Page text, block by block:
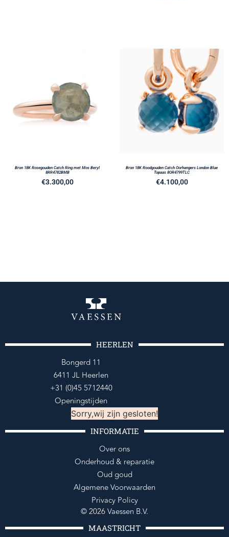
Bron 18K Rosegouden Catch Ring met Mos Beryl
8RR4782BMB
€3.300,00
Bron 18K Roodgouden Catch Oorhangers London Blue
Topaas 8OR4799TLC
€4.100,00
HEERLEN
Bongerd 11
6411 JL Heerlen
+31 (0)45 5712440
Openingstijden
Sorry,wij zijn gesloten!
INFORMATIE
Over ons
Onderhoud & reparatie
Oud goud
Algemene Voorwaarden
Privacy Policy
© 2026 Vaessen B.V.
MAASTRICHT